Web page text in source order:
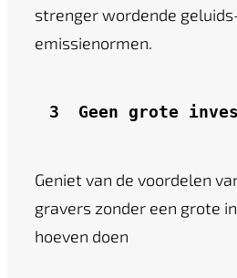
strenger wordende
emissienormen.
3 Geen grote
Geniet van de voordelen
gravers zonder een grote
hoeven doen